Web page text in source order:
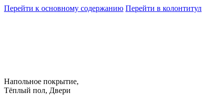
Перейти к основному содержанию Перейти в колонтитул
Напольное покрытие,
Тёплый пол, Двери